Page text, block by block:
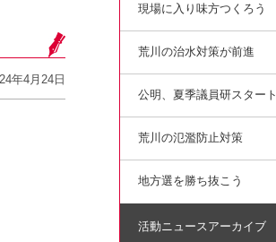
年4月24日
現場に入り味方つくろう
荒川の治水対策が前進
公明、夏季議員研スタート
荒川の氾濫防止対策
地方選を勝ち抜こう
活動ニュースアーカイブ